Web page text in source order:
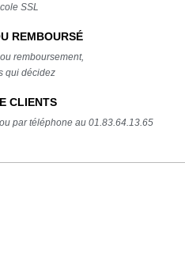
SSL
REMBOURSÉ
remboursement,
qui décidez
CLIENTS
par téléphone au 01.83.64.13.65